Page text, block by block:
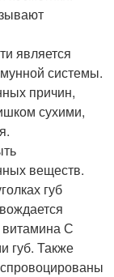
является
системы.
причин,
сухими,
веществ.
губ
С
губ. Также